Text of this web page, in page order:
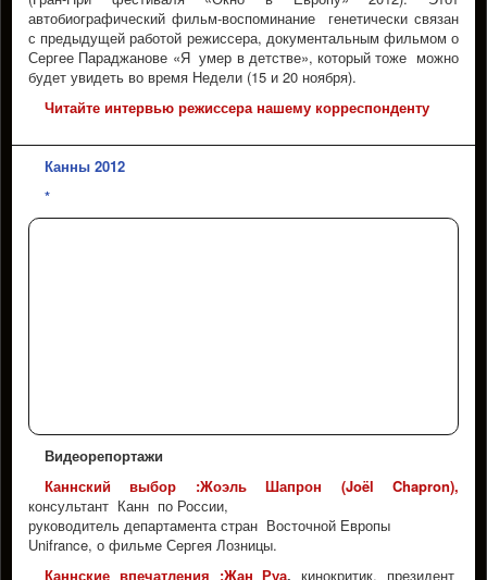
автобиографический фильм-воспоминание генетически связан
с предыдущей работой режиссера, документальным фильмом о
Сергее Параджанове «Я умер в детстве», который тоже можно
будет увидеть во время Недели (15 и 20 ноября).
Читайте интервью режиссера нашему корреспонденту
Канны 2012
*
Видеорепортажи
Каннский выбор :Жоэль Шапрон (Joël Chapron),
консультант Канн по России,
руководитель департамента стран Восточной Европы
Unifrance, о фильме Сергея Лозницы.
Каннские впечатления :Жан Руа,кинокритик, президент